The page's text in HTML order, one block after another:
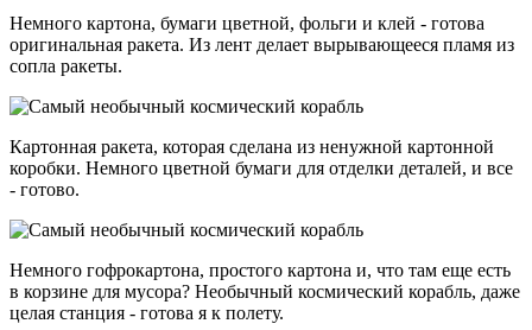
Немного картона, бумаги цветной, фольги и клей - готова
оригинальная ракета. Из лент делает вырывающееся пламя из
сопла ракеты.
Картонная ракета, которая сделана из ненужной картонной
коробки. Немного цветной бумаги для отделки деталей, и все
- готово.
Немного гофрокартона, простого картона и, что там еще есть
в корзине для мусора? Необычный космический корабль, даже
целая станция - готова я к полету.